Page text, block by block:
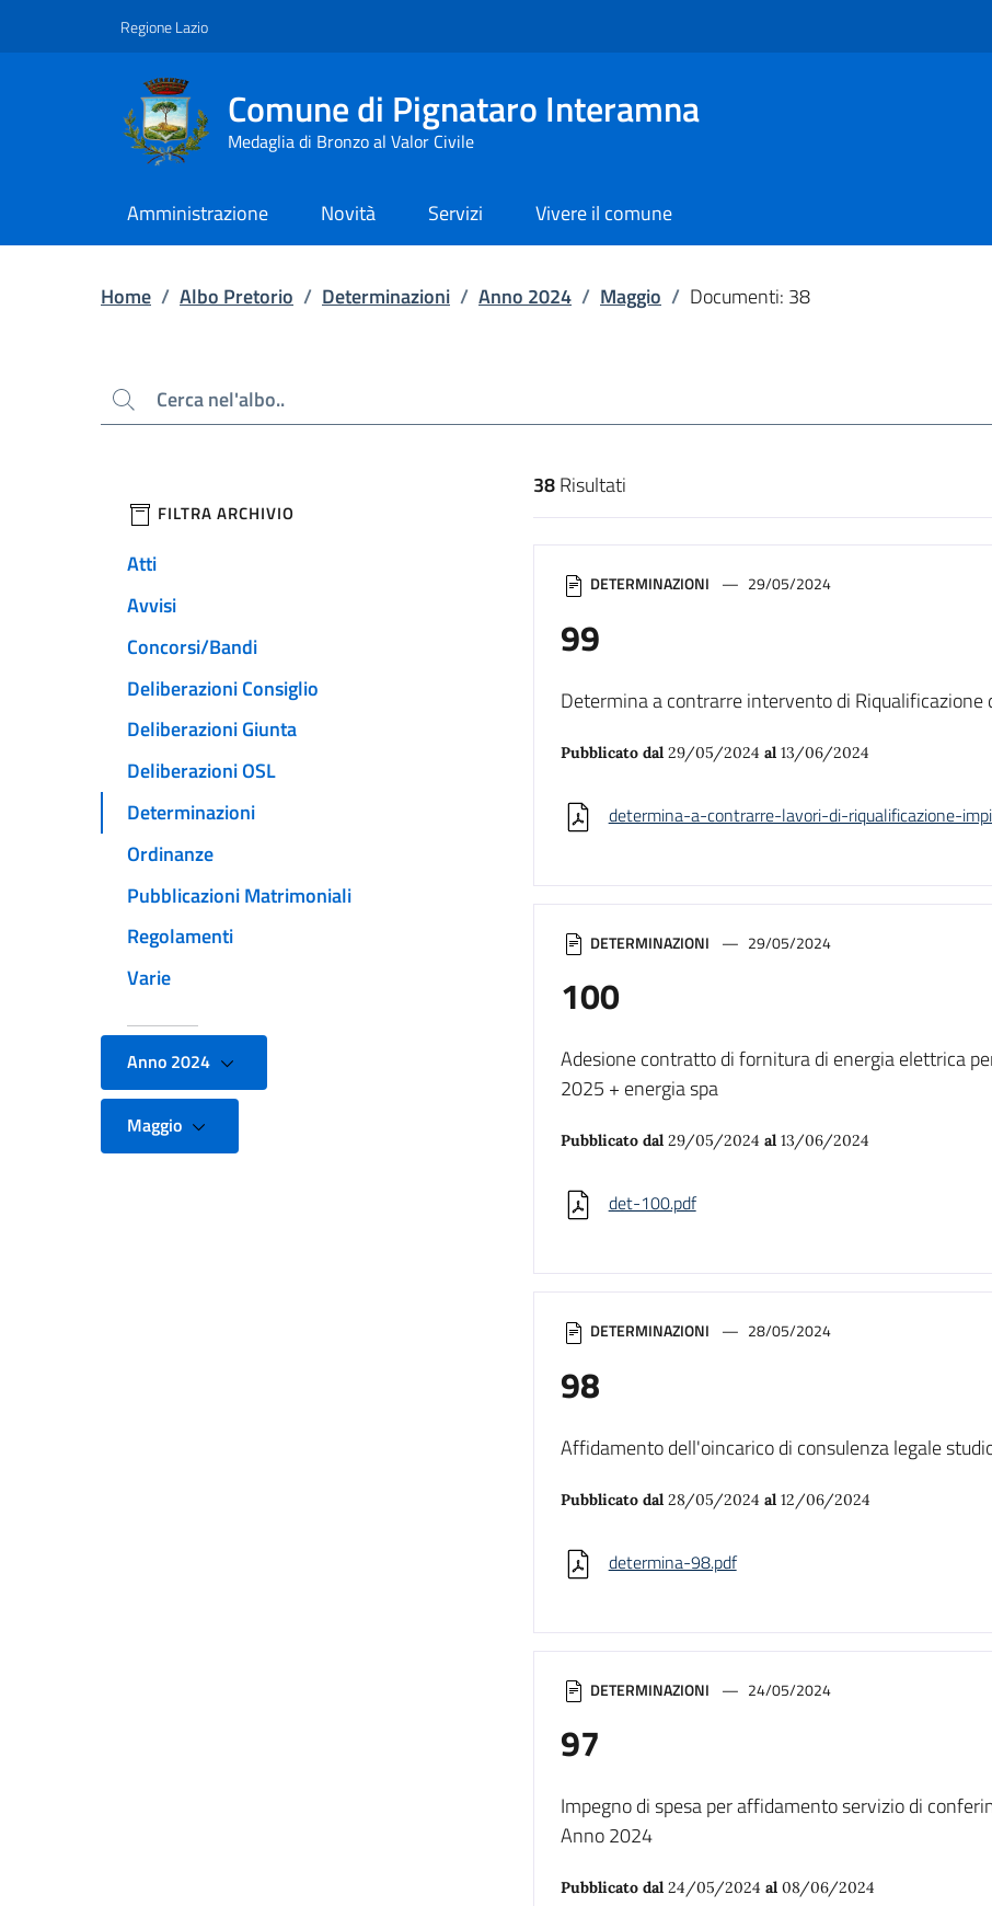
Regione Lazio
Comune di Pignataro Interamna
Medaglia di Bronzo al Valor Civile
Amministrazione Novità Servizi Vivere il comune
Home / Albo Pretorio / Determinazioni / Anno 2024 / Maggio / Documenti: 38
Cerca
filtri da applicare
FILTRA ARCHIVIO
Atti
Avvisi
Concorsi/Bandi
Deliberazioni Consiglio
Deliberazioni Giunta
Deliberazioni OSL
Determinazioni
Ordinanze
Pubblicazioni Matrimoniali
Regolamenti
Varie
Anno 2024
Maggio
Risultati di ricerca
38Risultati
DETERMINAZIONI 29/05/2024
99
Determina a contrarre intervento di
Pubblicato dal 29/05/2024 al13/06/2024
determina-a-contrarre-lavori-di-riqualificazione-
DETERMINAZIONI 29/05/2024
100
Adesione contratto di fornitura di energia elettrica
2025 + energia spa
Pubblicato dal 29/05/2024 al13/06/2024
det-100.pdf
DETERMINAZIONI 28/05/2024
98
Affidamento dell'oincarico di consulenza legale
Pubblicato dal 28/05/2024 al12/06/2024
determina-98.pdf
DETERMINAZIONI 24/05/2024
97
Impegno di spesa per affidamento servizio di
Anno 2024
Pubblicato dal 24/05/2024 al08/06/2024